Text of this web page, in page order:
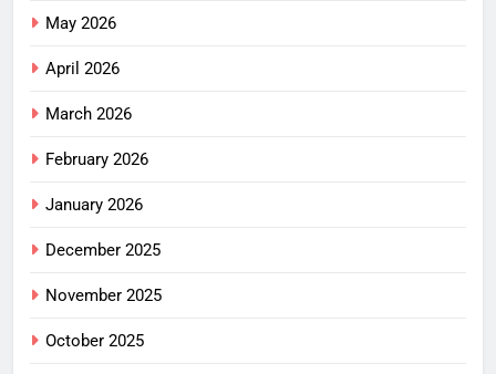
May 2026
April 2026
March 2026
February 2026
January 2026
December 2025
November 2025
October 2025